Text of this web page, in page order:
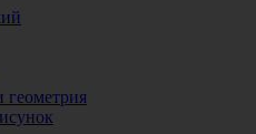
геометрия